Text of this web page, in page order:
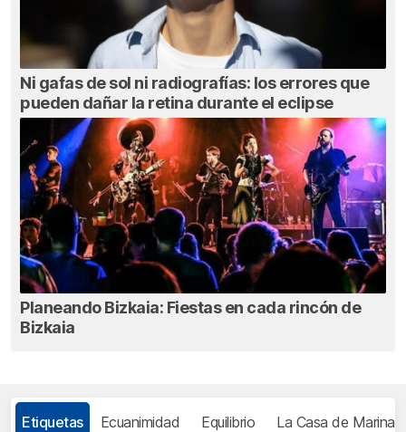
Ni gafas de sol ni radiografías: los errores que
pueden dañar la retina durante el eclipse
Planeando Bizkaia: Fiestas en cada rincón de
Bizkaia
Etiquetas Ecuanimidad Equilibrio La Casa de Marina